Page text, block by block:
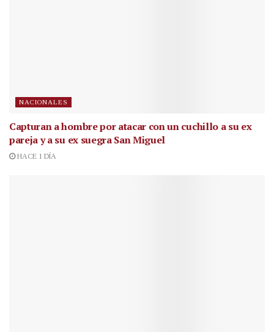
NACIONALES
Capturan a hombre por atacar con un cuchillo a su ex
pareja y a su ex suegra San Miguel
HACE 1 DÍA